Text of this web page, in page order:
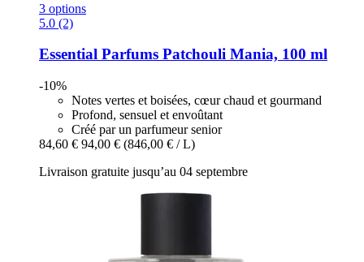
3 options
5.0 (2)
Essential Parfums Patchouli Mania, 100 ml
-10%
Notes vertes et boisées, cœur chaud et gourmand
Profond, sensuel et envoûtant
Créé par un parfumeur senior
84,60 € 94,00 € (846,00 € / L)
Livraison gratuite jusqu’au 04 septembre